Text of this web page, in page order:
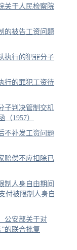
关于人民检察院
的被告工资问题
执行的犯罪分子
行的罪犯工资待
子判决管制交机
1957）
不补发工资问题
赔偿不应扣除已
制人身自由期间
付被限制人身自
公安部关于对
的联合批复